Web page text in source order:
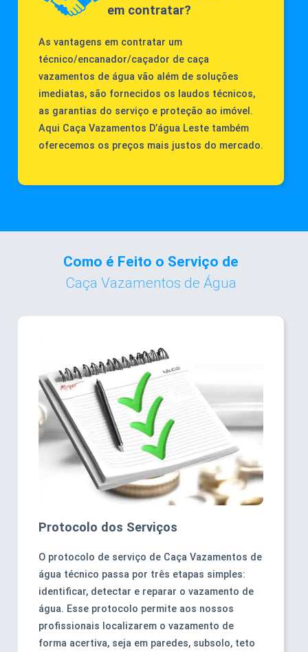
em contratar?
As vantagens em contratar um
técnico/encanador/caçador de caça
vazamentos de água vão além de soluções
imediatas, são fornecidos os laudos técnicos,
as garantias do serviço e proteção ao imóvel.
Aqui Caça Vazamentos D’água Leste também
oferecemos os preços mais justos do mercado.
Como é Feito o Serviço de
Caça Vazamentos de Água
Protocolo dos Serviços
O protocolo de serviço de Caça Vazamentos de
água técnico passa por três etapas simples:
identificar, detectar e reparar o vazamento de
água. Esse protocolo permite aos nossos
profissionais localizarem o vazamento de
forma acertiva, seja em paredes, subsolo, teto